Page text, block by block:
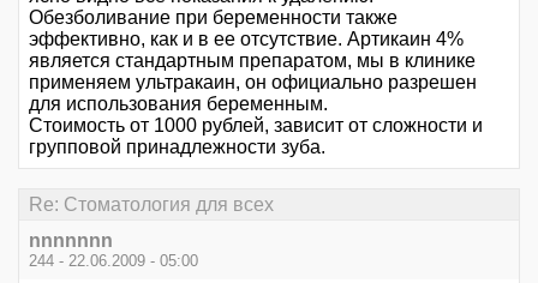
Обезболивание при беременности также
эффективно, как и в ее отсутствие. Артикаин 4%
является стандартным препаратом, мы в клинике
применяем ультракаин, он официально разрешен
для использования беременным.
Стоимость от 1000 рублей, зависит от сложности и
групповой принадлежности зуба.
Re: Стоматология для всех
nnnnnnn
244 - 22.06.2009 - 05:00